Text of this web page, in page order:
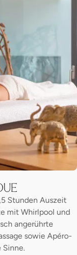
Stunden Auszeit
mit Whirlpool und
angerührte
sowie Apéro-
Sinne.